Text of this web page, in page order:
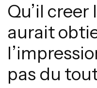
Qu’il creer
aurait
pas du